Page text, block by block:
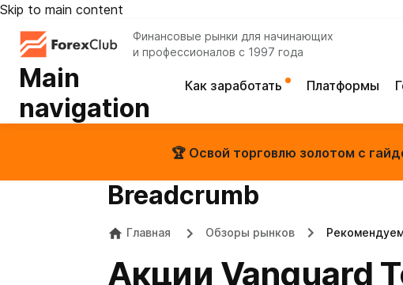
Skip to main content
Финансовые рынки для начинающих
и профессионалов с 1997 года
Main
navigation
Как заработать Платформы
🏆 Освой торговлю золотом с
Breadcrumb
Главная Обзоры рынков
Акции Vanguard